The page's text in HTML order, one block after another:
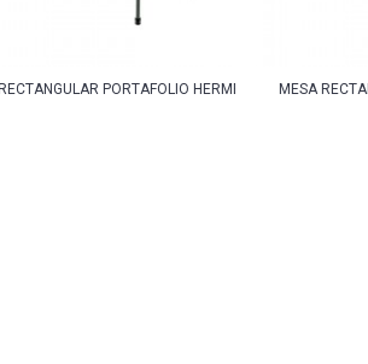
PORTAFOLIO HERMES 120 MESA